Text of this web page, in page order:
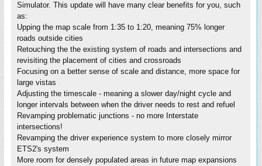
Simulator. This update will have many clear benefits for you, such
as:
Upping the map scale from 1:35 to 1:20, meaning 75% longer
roads outside cities
Retouching the the existing system of roads and intersections and
revisiting the placement of cities and crossroads
Focusing on a better sense of scale and distance, more space for
large vistas
Adjusting the timescale - meaning a slower day/night cycle and
longer intervals between when the driver needs to rest and refuel
Revamping problematic junctions - no more Interstate
intersections!
Revamping the driver experience system to more closely mirror
ETS2's system
More room for densely populated areas in future map expansions